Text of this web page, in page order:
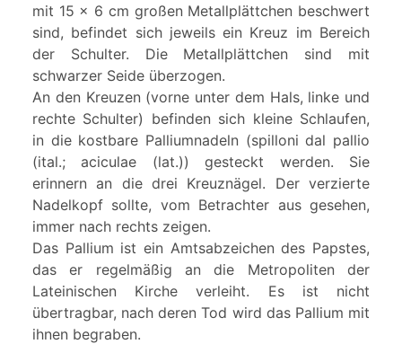
mit 15 x 6 cm großen Metallplättchen beschwert
sind, befindet sich jeweils ein Kreuz im Bereich
der Schulter. Die Metallplättchen sind mit
schwarzer Seide überzogen.
An den Kreuzen (vorne unter dem Hals, linke und
rechte Schulter) befinden sich kleine Schlaufen,
in die kostbare Palliumnadeln (spilloni dal pallio
(ital.; aciculae (lat.)) gesteckt werden. Sie
erinnern an die drei Kreuznägel. Der verzierte
Nadelkopf sollte, vom Betrachter aus gesehen,
immer nach rechts zeigen.
Das Pallium ist ein Amtsabzeichen des Papstes,
das er regelmäßig an die Metropoliten der
Lateinischen Kirche verleiht. Es ist nicht
übertragbar, nach deren Tod wird das Pallium mit
ihnen begraben.